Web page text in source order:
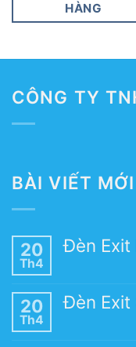
HÀNG
CÔNG TY
BÀI VIẾT MỚI
20
Th4
Đèn Exit
20
Th4
Đèn Exit